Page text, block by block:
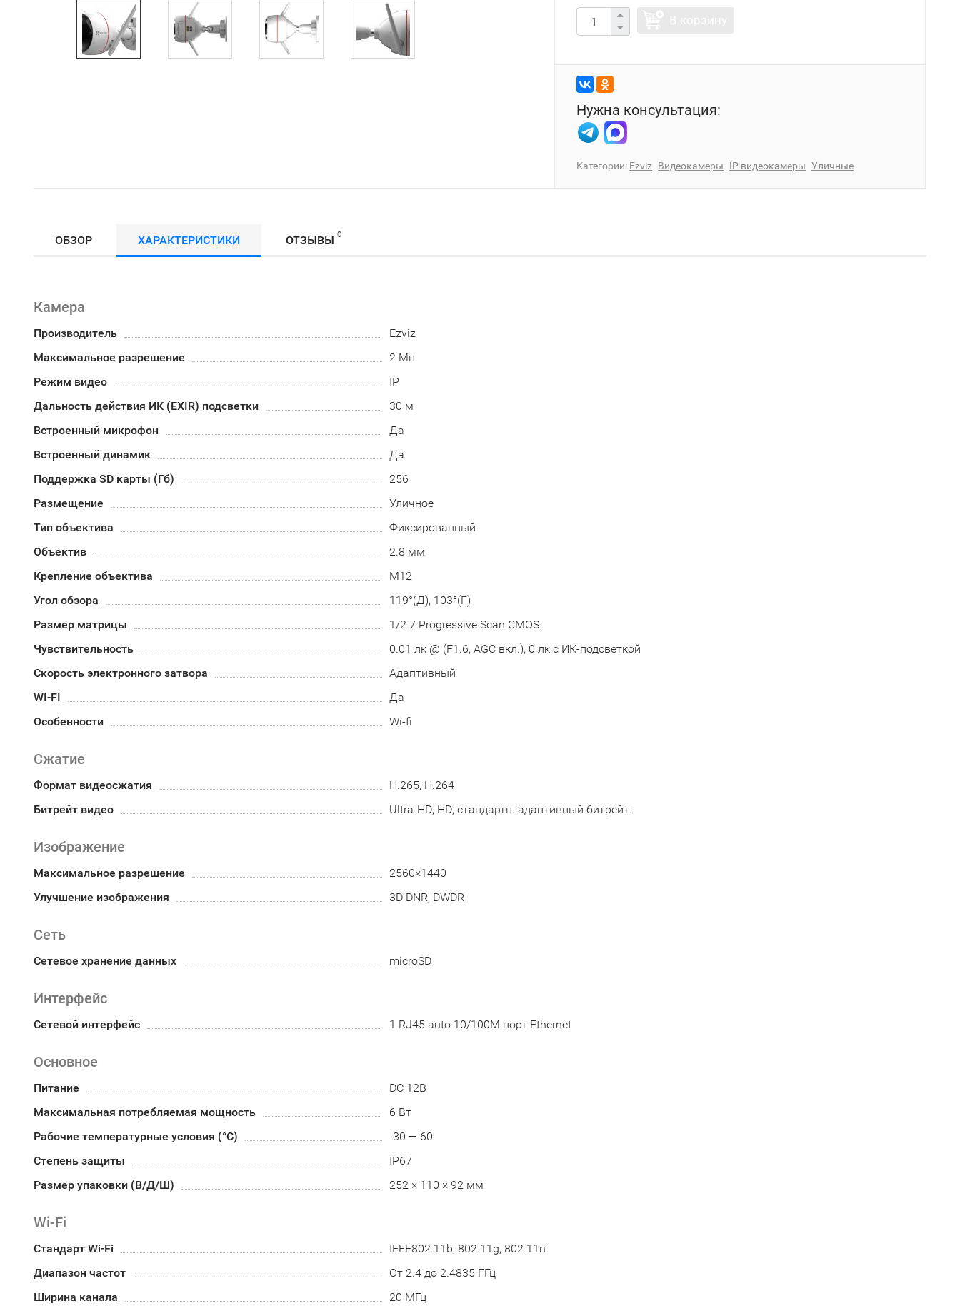
Нужна консультация:
Категории: Ezviz Видеокамеры IP видеокамеры Уличные
ОБЗОР ХАРАКТЕРИСТИКИ ОТЗЫВЫ 0
Камера
Производитель
Ezviz
Максимальное разрешение
2 Мп
Режим видео
IP
Дальность действия ИК (EXIR) подсветки
30 м
Встроенный микрофон
Да
Встроенный динамик
Да
Поддержка SD карты (Гб)
256
Размещение
Уличное
Тип объектива
Фиксированный
Объектив
2.8 мм
Крепление объектива
М12
Угол обзора
119°(Д), 103°(Г)
Размер матрицы
1/2.7 Progressive Scan CMOS
Чувствительность
0.01 лк @ (F1.6, AGC вкл.), 0 лк с ИК-подсветкой
Скорость электронного затвора
Адаптивный
WI-FI
Да
Особенности
Wi-fi
Сжатие
Формат видеосжатия
H.265, H.264
Битрейт видео
Ultra-HD; HD; стандартн. адаптивный битрейт.
Изображение
Максимальное разрешение
2560×1440
Улучшение изображения
3D DNR, DWDR
Сеть
Сетевое хранение данных microSD
Интерфейс
Сетевой интерфейс 1 RJ45 auto 10/100M порт Ethernet
Основное
Питание
DC 12В
Максимальная потребляемая мощность
6 Вт
Рабочие температурные условия (°С)
-30 — 60
Степень защиты
IP67
Размер упаковки (В/Д/Ш)
252 × 110 × 92 мм
Wi-Fi
Стандарт Wi-Fi
IEEE802.11b, 802.11g, 802.11n
Диапазон частот
От 2.4 до 2.4835 ГГц
Ширина канала
20 МГц